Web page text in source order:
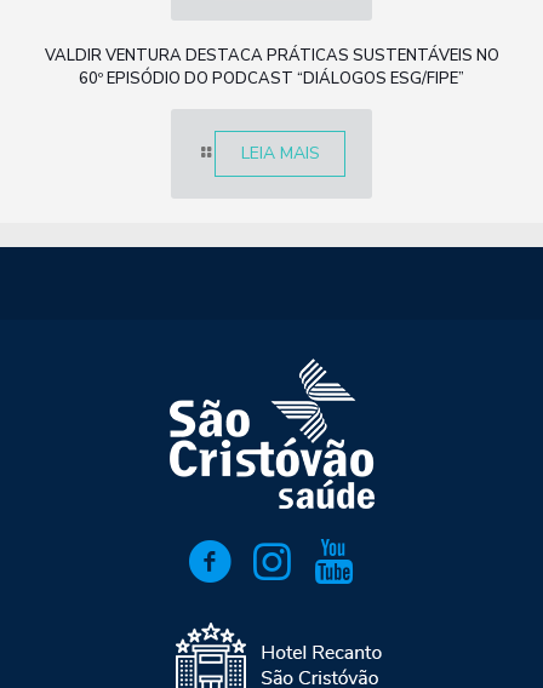
VALDIR VENTURA DESTACA PRÁTICAS SUSTENTÁVEIS NO
60º EPISÓDIO DO PODCAST “DIÁLOGOS ESG/FIPE”
LEIA MAIS